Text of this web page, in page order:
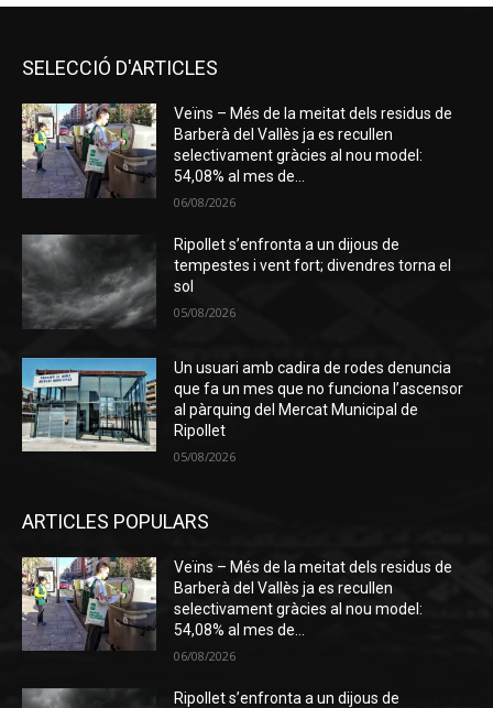
SELECCIÓ D'ARTICLES
Veïns – Més de la meitat dels residus de
Barberà del Vallès ja es recullen
selectivament gràcies al nou model:
54,08% al mes de...
06/08/2026
Ripollet s’enfronta a un dijous de
tempestes i vent fort; divendres torna el
sol
05/08/2026
Un usuari amb cadira de rodes denuncia
que fa un mes que no funciona l’ascensor
al pàrquing del Mercat Municipal de
Ripollet
05/08/2026
ARTICLES POPULARS
Veïns – Més de la meitat dels residus de
Barberà del Vallès ja es recullen
selectivament gràcies al nou model:
54,08% al mes de...
06/08/2026
Ripollet s’enfronta a un dijous de